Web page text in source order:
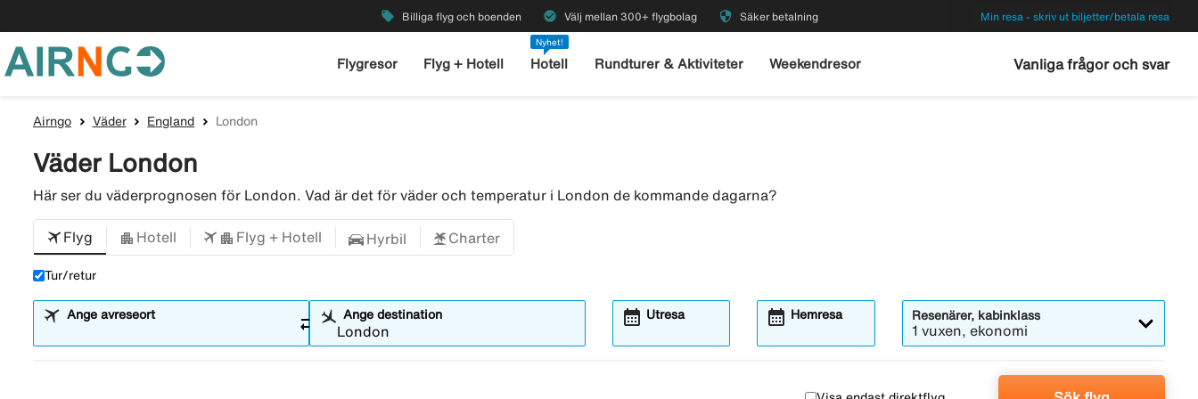
local_offer Billiga flyg och boenden check_circle Välj mellan 300+ flygbolag security Säker betalning Min resa - skriv ut biljetter/betala resa
Flygresor Flyg + Hotell
Nyhet!
Hotell Rundturer & Aktiviteter Weekendresor Vanliga frågor och svar
Airngo Väder England London
Väder London
Här ser du väderprognosen för London. Vad är det för väder och temperatur i London de kommande dagarna?
Flyg Hotell Flyg + Hotell Hyrbil Charter
Tur/retur
Ange avreseort sync_alt Ange destination Utresa
calendar_month Hemresa
calendar_month Resenärer, kabinklass
1 vuxen, ekonomi